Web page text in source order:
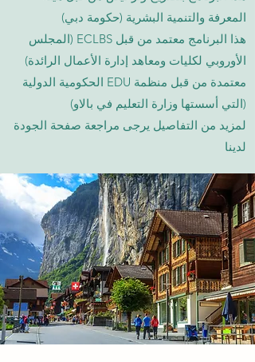
المعرفة والتنمية البشرية (حكومة دبي)
هذا البرنامج معتمد من قبل ECLBS (المجلس
الأوروبي لكليات ومعاهد إدارة الأعمال الرائدة)
معتمدة من قبل منظمة EDU الحكومية الدولية
(التي أسستها وزارة التعليم في بالاو)
لمزيد من التفاصيل يرجى مراجعة صفحة الجودة
لدينا